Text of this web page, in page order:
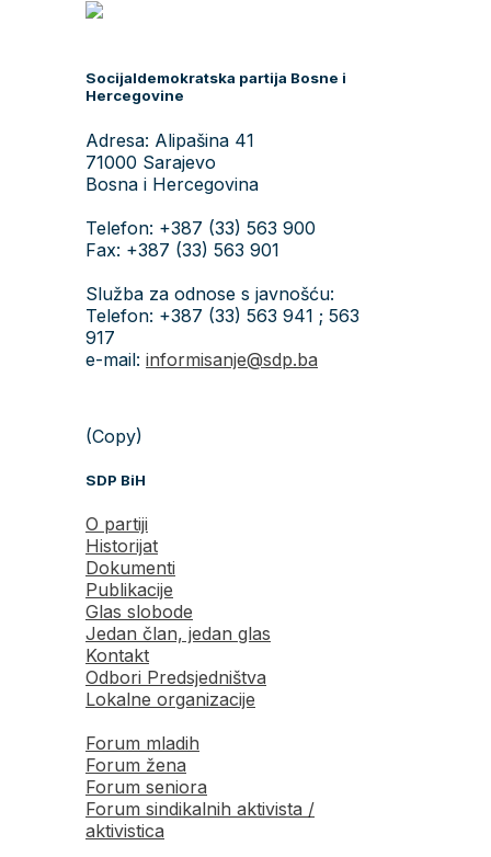
Socijaldemokratska partija Bosne i
Hercegovine
Adresa: Alipašina 41
71000 Sarajevo
Bosna i Hercegovina
Telefon: +387 (33) 563 900
Fax: +387 (33) 563 901
Služba za odnose s javnošću:
Telefon: +387 (33) 563 941 ; 563
917
e-mail: informisanje@sdp.ba
(Copy)
SDP BiH
O partiji
Historijat
Dokumenti
Publikacije
Glas slobode
Jedan član, jedan glas
Kontakt
Odbori Predsjedništva
Lokalne organizacije
Forum mladih
Forum žena
Forum seniora
Forum sindikalnih aktivista /
aktivistica